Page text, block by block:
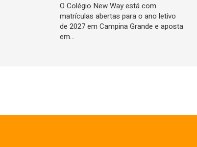
O Colégio New Way está com
matrículas abertas para o ano letivo
de 2027 em Campina Grande e aposta
em…